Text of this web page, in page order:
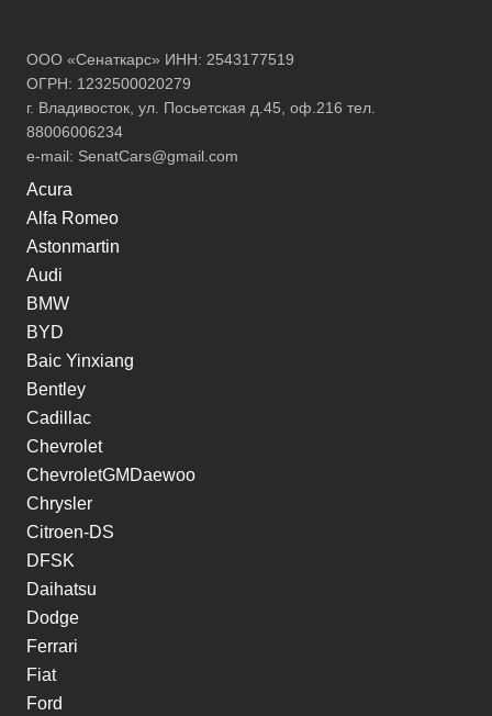
ООО «Сенаткарс» ИНН: 2543177519
ОГРН: 1232500020279
г. Владивосток, ул. Посьетская д.45, оф.216 тел.
88006006234
e-mail: SenatCars@gmail.com
Acura
Alfa Romeo
Astonmartin
Audi
BMW
BYD
Baic Yinxiang
Bentley
Cadillac
Chevrolet
ChevroletGMDaewoo
Chrysler
Citroen-DS
DFSK
Daihatsu
Dodge
Ferrari
Fiat
Ford